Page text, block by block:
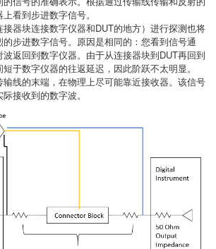
看到步进数字信号。
器块连接数字仪器和DUT的地方）进行探测也将
步进数字信号。原因是相同的：您看到信号通
返回到数字仪器。由于从连接器块到DUT再回到
于数字仪器的往返延迟，因此阶跃不太明显。
线的末端，在物理上尽可能靠近接收器。该信号
接收到的数字波。